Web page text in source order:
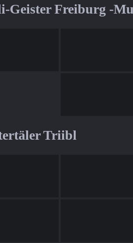
Geister Freiburg -
Triibl